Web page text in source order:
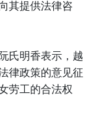
其提供法律咨
氏明香表示，越
律政策的意见征
劳工的合法权